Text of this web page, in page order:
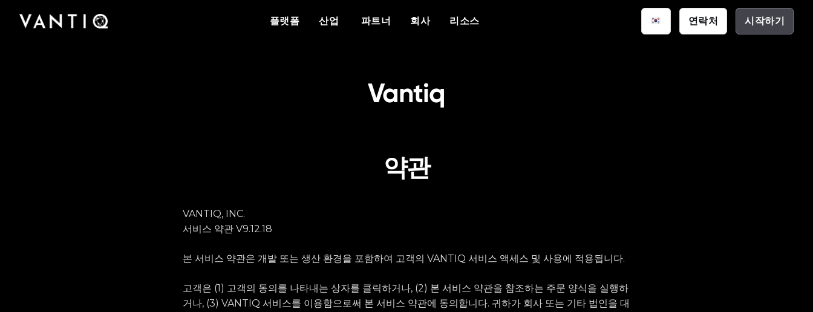
플랫폼 산업 파트너 회사 리소스 연락처 시작하기
Vantiq이 실시간 지능형 시스템을 구축하고 운영
플랫폼
에이전틱 AI
산업 산업
스마트 공간
파트너 자세한 내용 리소스
Vantiq을 구축한 팀을 만나고 Vantiq이 어떻게
Vantiq 소개
이벤트 캘린더
팟캐스트부터 사례 연구, 미디어 보도에 이르기
까지 Vantiq의 완벽한 리소스 라이브러리에 액세
백서
보도 자료
Vantiq
약관
VANTIQ, INC.
서비스 약관 V9.12.18
본 서비스 약관은 개발 또는 생산 환경을 포함하여 고객의 VANTIQ 서비스 액세스 및 사용에 적용됩니다.
고객은 (1) 고객의 동의를 나타내는 상자를 클릭하거나, (2) 본 서비스 약관을 참조하는 주문 양식을 실행하
거나, (3) VANTIQ 서비스를 이용함으로써 본 서비스 약관에 동의합니다. 귀하가 회사 또는 기타 법인을 대